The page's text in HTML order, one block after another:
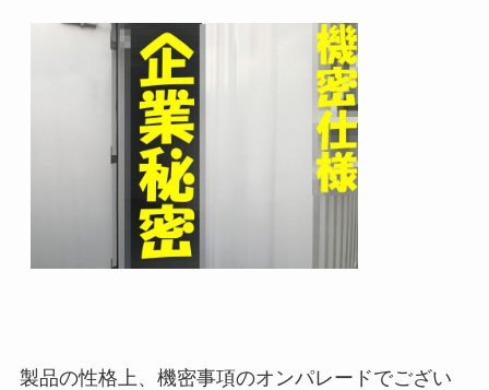
製品の性格上、機密事項のオンパレードでござい